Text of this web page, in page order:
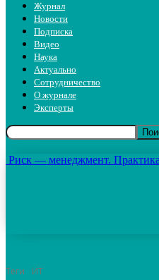
Журнал
Новости
Подписка
Видео
Наука
Актуально
Сотрудничество
О журнале
Эксперты
Риск — менеджмент. Практика
Теги ИТ